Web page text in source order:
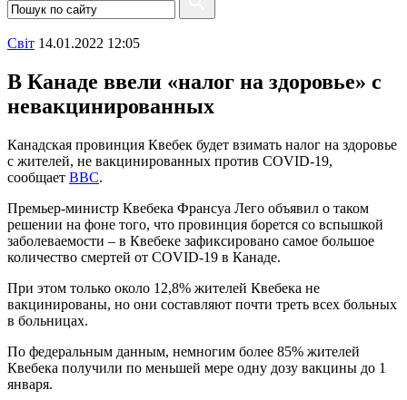
Свiт 14.01.2022 12:05
В Канаде ввели «налог на здоровье» с
невакцинированных
Канадская провинция Квебек будет взимать налог на здоровье
с жителей, не вакцинированных против COVID-19,
сообщает BBC.
Премьер-министр Квебека Франсуа Лего объявил о таком
решении на фоне того, что провинция борется со вспышкой
заболеваемости – в Квебеке зафиксировано самое большое
количество смертей от COVID-19 в Канаде.
При этом только около 12,8% жителей Квебека не
вакцинированы, но они составляют почти треть всех больных
в больницах.
По федеральным данным, немногим более 85% жителей
Квебека получили по меньшей мере одну дозу вакцины до 1
января.